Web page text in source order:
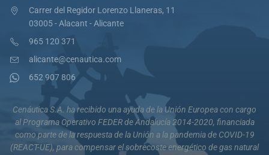
Carrer del Regidor Lorenzo Llaneras, 11
03005 - Alacant - Alicante
965 120 371
alicante@cenautica.com
652 907 806
Cenáutica S.A. ha recibido una ayuda de la Unión Europea con cargo
al Programa Operativo FEDER de Andalucía 2014-2020, financiada
como parte de la respuesta de la Unión a la pandemia de COVID-19
(REACT-UE), para compensar el sobrecoste energético de gas natural